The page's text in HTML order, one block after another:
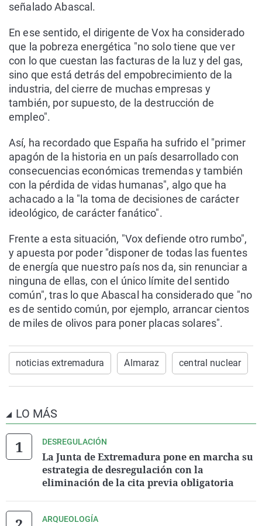
señalado Abascal.
En ese sentido, el dirigente de Vox ha considerado
que la pobreza energética "no solo tiene que ver
con lo que cuestan las facturas de la luz y del gas,
sino que está detrás del empobrecimiento de la
industria, del cierre de muchas empresas y
también, por supuesto, de la destrucción de
empleo".
Así, ha recordado que España ha sufrido el "primer
apagón de la historia en un país desarrollado con
consecuencias económicas tremendas y también
con la pérdida de vidas humanas", algo que ha
achacado a la "la toma de decisiones de carácter
ideológico, de carácter fanático".
Frente a esta situación, "Vox defiende otro rumbo",
y apuesta por poder "disponer de todas las fuentes
de energía que nuestro país nos da, sin renunciar a
ninguna de ellas, con el único límite del sentido
común", tras lo que Abascal ha considerado que "no
es de sentido común, por ejemplo, arrancar cientos
de miles de olivos para poner placas solares".
noticias extremadura Almaraz central nuclear
LO MÁS
DESREGULACIÓN
La Junta de Extremadura pone en marcha su
estrategia de desregulación con la
eliminación de la cita previa obligatoria
ARQUEOLOGÍA